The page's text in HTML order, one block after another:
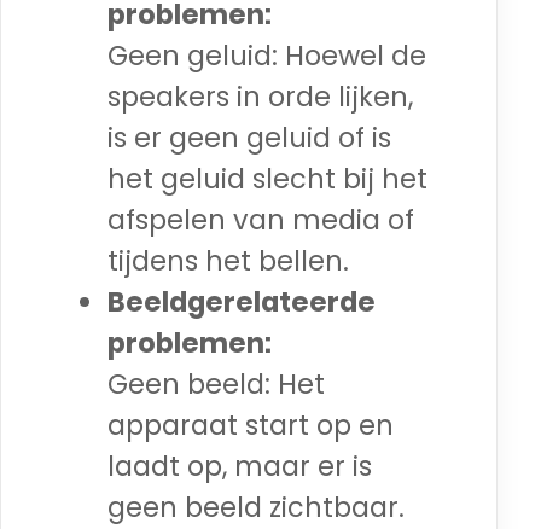
problemen:
Geen geluid: Hoewel de
speakers in orde lijken,
is er geen geluid of is
het geluid slecht bij het
afspelen van media of
tijdens het bellen.
Beeldgerelateerde
problemen:
Geen beeld: Het
apparaat start op en
laadt op, maar er is
geen beeld zichtbaar.